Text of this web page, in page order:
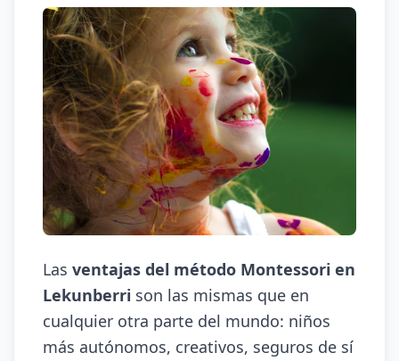
Las ventajas del método Montessori en
Lekunberri son las mismas que en
cualquier otra parte del mundo: niños
más autónomos, creativos, seguros de sí